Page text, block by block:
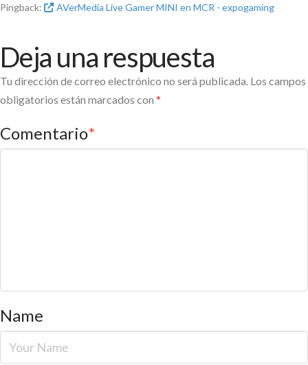
Pingback: AVerMedia Live Gamer MINI en MCR - expogaming
Deja una respuesta
Tu dirección de correo electrónico no será publicada. Los campos
obligatorios están marcados con *
Comentario*
Name